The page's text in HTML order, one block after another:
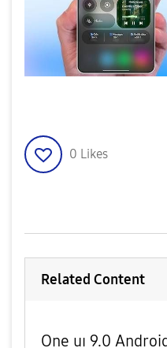
0 Likes
Related Content
One uı 9.0